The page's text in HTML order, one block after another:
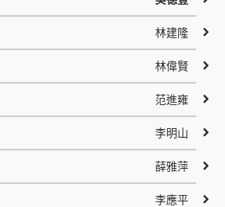
林建隆
林偉賢
范進雍
李明山
薛雅萍
李應平